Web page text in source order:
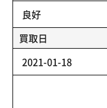
良好
買取日
2021-01-18